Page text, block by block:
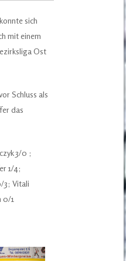
sich
mit einem
Ost
Schluss als
das
3/0 ;
1/4;
3; Vitali
0/1